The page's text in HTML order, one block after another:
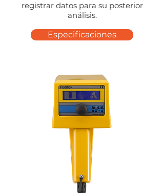
registrar datos para su posterior
análisis.
Especificaciones